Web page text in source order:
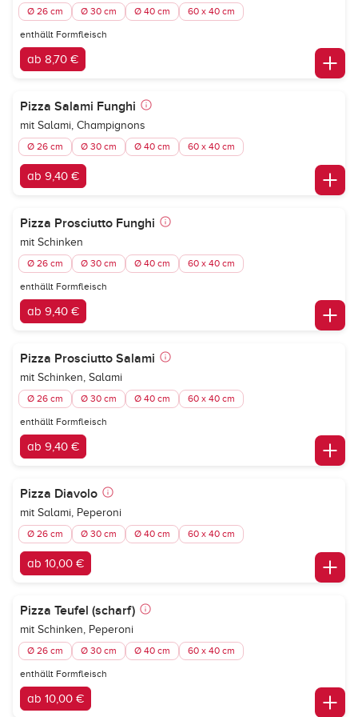
Ø 26 cm Ø 30 cm Ø 40 cm 60 x 40 cm
enthällt Formfleisch
ab 8,70 €
Pizza Salami Funghi
mit Salami, Champignons
Ø 26 cm Ø 30 cm Ø 40 cm 60 x 40 cm
ab 9,40 €
Pizza Prosciutto Funghi
mit Schinken
Ø 26 cm Ø 30 cm Ø 40 cm 60 x 40 cm
enthällt Formfleisch
ab 9,40 €
Pizza Prosciutto Salami
mit Schinken, Salami
Ø 26 cm Ø 30 cm Ø 40 cm 60 x 40 cm
enthällt Formfleisch
ab 9,40 €
Pizza Diavolo
mit Salami, Peperoni
Ø 26 cm Ø 30 cm Ø 40 cm 60 x 40 cm
ab 10,00 €
Pizza Teufel (scharf)
mit Schinken, Peperoni
Ø 26 cm Ø 30 cm Ø 40 cm 60 x 40 cm
enthällt Formfleisch
ab 10,00 €